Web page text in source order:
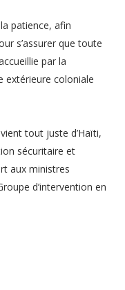
patience, afin
s’assurer que toute
par la
extérieure coloniale
tout juste d’Haïti,
sécuritaire et
aux ministres
d’intervention en